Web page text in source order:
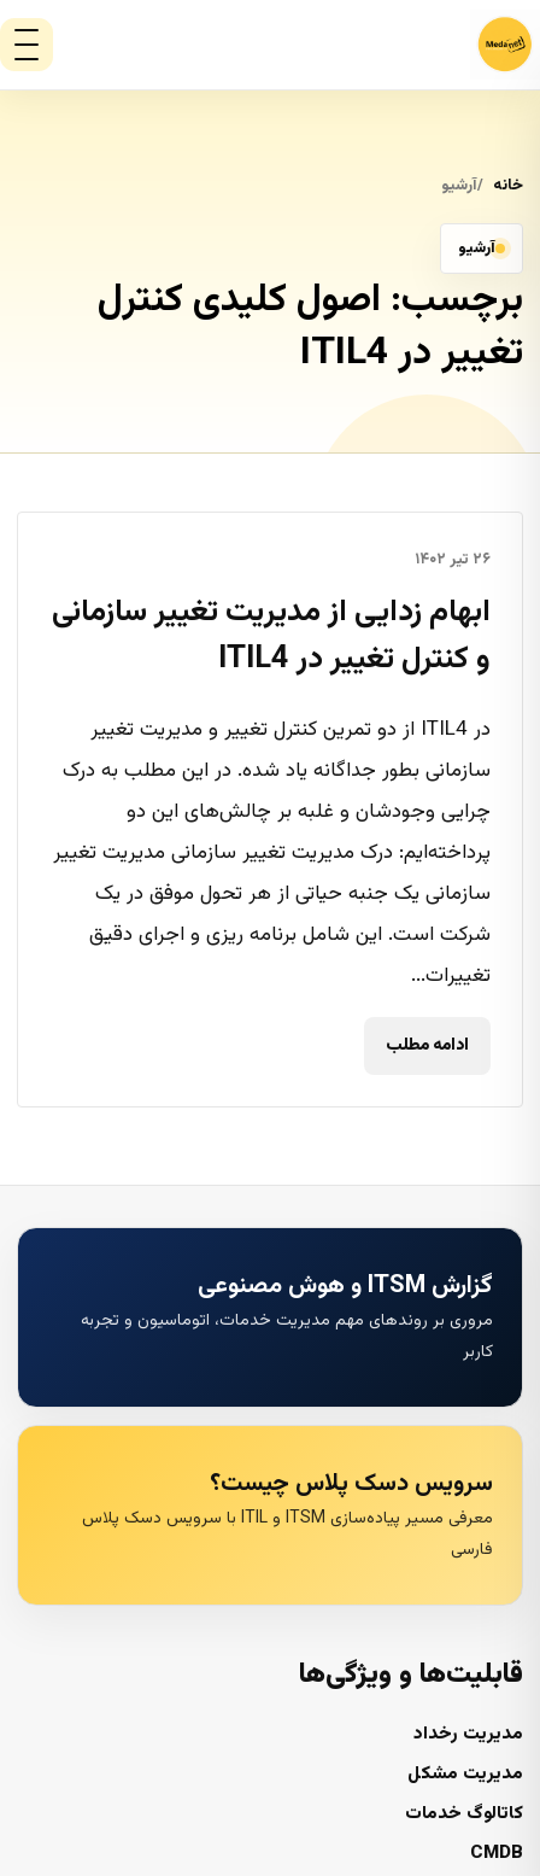
خانه آرشیو
آرشیو
برچسب: اصول کلیدی کنترل
تغییر در ITIL4
۲۶ تیر ۱۴۰۲
ابهام زدایی از مدیریت تغییر سازمانی
و کنترل تغییر در ITIL4
‌در ITIL4 از دو تمرین کنترل تغییر و مدیریت تغییر
سازمانی بطور جداگانه یاد شده. در این مطلب به درک
چرایی وجودشان و غلبه بر چالش‌های این دو
پرداخته‌ایم: درک مدیریت تغییر سازمانی مدیریت تغییر
سازمانی یک جنبه حیاتی از هر تحول موفق در یک
شرکت است. این شامل برنامه ریزی و اجرای دقیق
تغییرات...
ادامه مطلب
گزارش ITSM و هوش مصنوعی
مروری بر روندهای مهم مدیریت خدمات، اتوماسیون و تجربه
کاربر
سرویس دسک پلاس چیست؟
معرفی مسیر پیاده‌سازی ITSM و ITIL با سرویس دسک پلاس
فارسی
قابلیت‌ها و ویژگی‌ها
مدیریت رخداد
مدیریت مشکل
کاتالوگ خدمات
CMDB